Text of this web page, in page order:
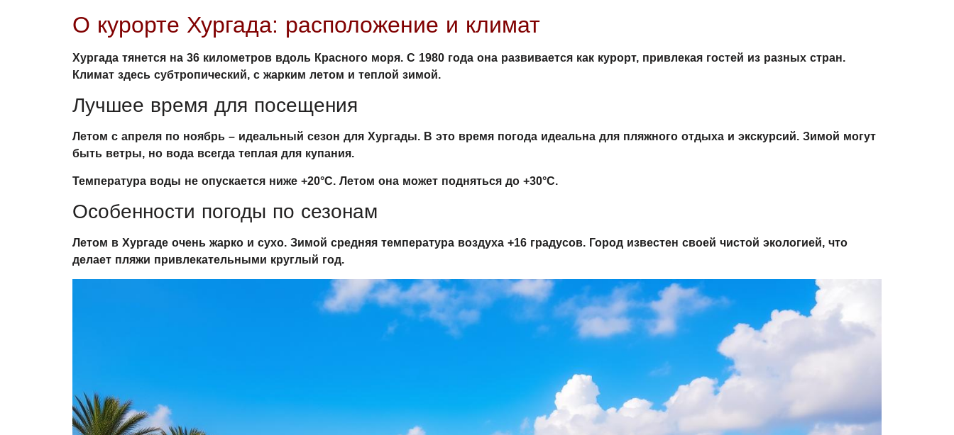
О курорте Хургада: расположение и климат
Хургада тянется на 36 километров вдоль Красного моря. С 1980 года она развивается как курорт, привлекая гостей из разных стран.
Климат здесь субтропический, с жарким летом и теплой зимой.
Лучшее время для посещения
Летом с апреля по ноябрь – идеальный сезон для Хургады. В это время погода идеальна для пляжного отдыха и экскурсий. Зимой могут
быть ветры, но вода всегда теплая для купания.
Температура воды не опускается ниже +20°C. Летом она может подняться до +30°C.
Особенности погоды по сезонам
Летом в Хургаде очень жарко и сухо. Зимой средняя температура воздуха +16 градусов. Город известен своей чистой экологией, что
делает пляжи привлекательными круглый год.